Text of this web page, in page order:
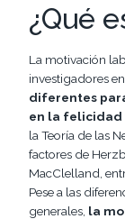
¿Qué
La motivación
investigadores
diferentes
en la felicidad
la Teoría de las
factores de
MacClelland,
Pese a las
generales, la